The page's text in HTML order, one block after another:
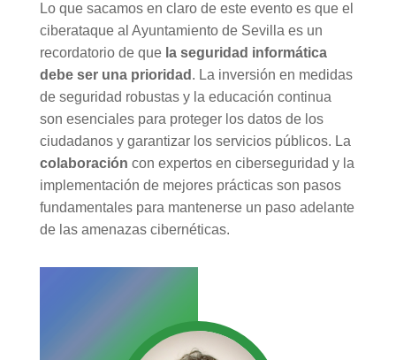
Lo que sacamos en claro de este evento es que el
ciberataque al Ayuntamiento de Sevilla es un
recordatorio de que la seguridad informática
debe ser una prioridad . La inversión en medidas
de seguridad robustas y la educación continua
son esenciales para proteger los datos de los
ciudadanos y garantizar los servicios públicos. La
colaboración con expertos en ciberseguridad y la
implementación de mejores prácticas son pasos
fundamentales para mantenerse un paso adelante
de las amenazas cibernéticas.